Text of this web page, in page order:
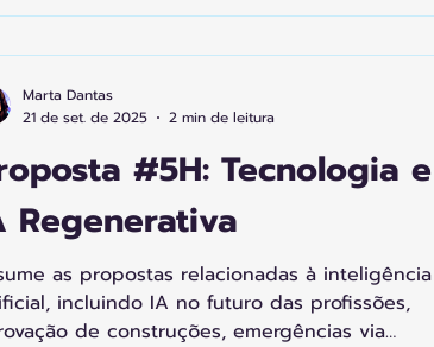
#5H: Tecnologia e
Regenerativa
as propostas relacionadas à inteligência
incluindo IA no futuro das profissões,
de construções, emergências via
Marta Dantas
21 de set. de 2025
2 min de leitura